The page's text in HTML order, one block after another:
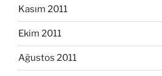
Kasım 2011
Ekim 2011
Ağustos 2011